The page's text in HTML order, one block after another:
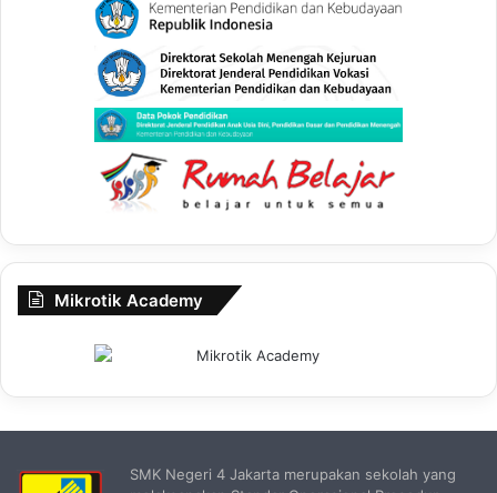
Mikrotik Academy
SMK Negeri 4 Jakarta merupakan sekolah yang